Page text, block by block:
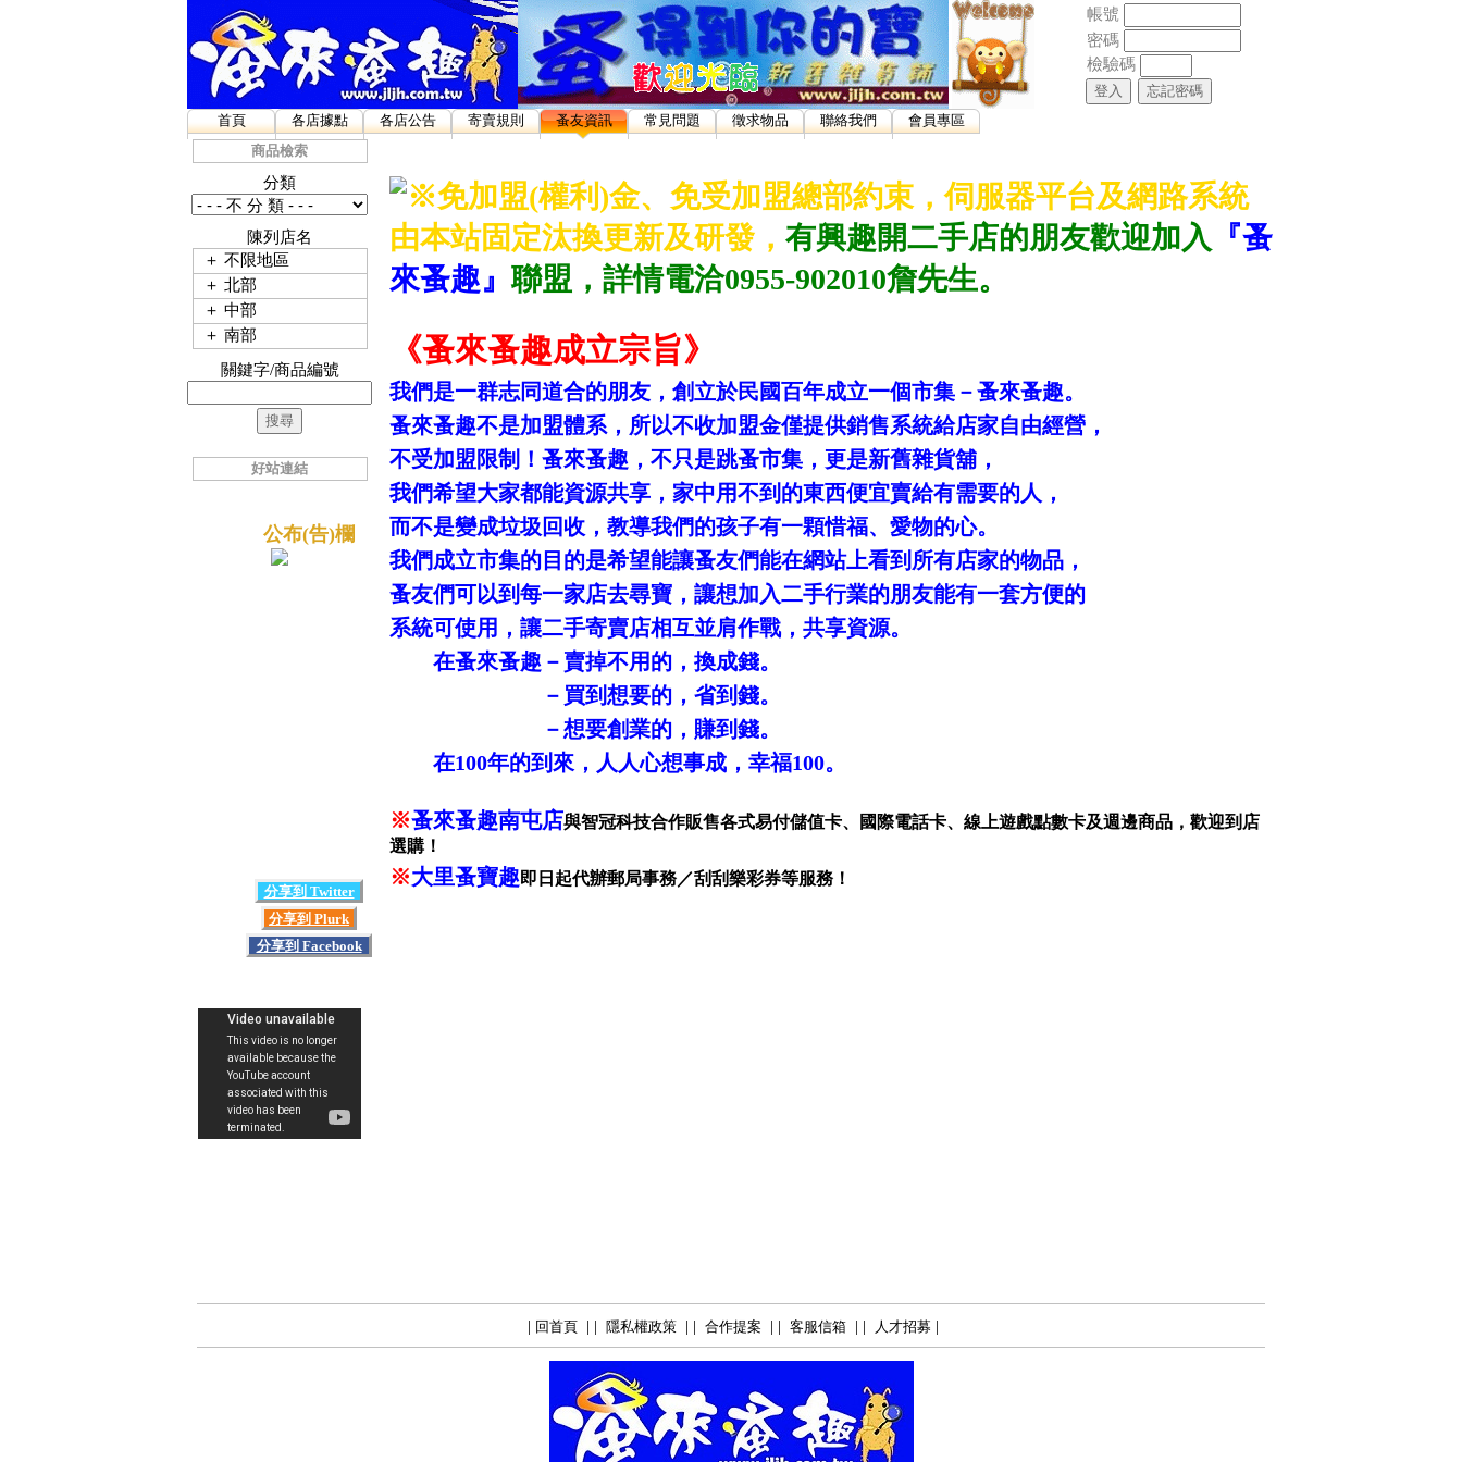
帳號
密碼
檢驗碼
首頁 各店據點 各店公告 寄賣規則 蚤友資訊 常見問題 徵求物品 聯絡我們
會員專區
商品檢索
分類
陳列店名
＋ 不限地區
＋ 北部
＋ 中部
＋ 南部
關鍵字/商品編號
好站連結
公布(告)欄
分享到 Twitter
分享到 Plurk
分享到 Facebook
※免加盟(權利)金、免受加盟總部約束，伺服器平台及網路系統
由本站固定汰換更新及研發， 有興趣開二手店的朋友歡迎加入 『蚤
來蚤趣』聯盟，詳情電洽0955-902010詹先生。
《蚤來蚤趣成立宗旨》
我們是一群志同道合的朋友，創立於民國百年成立一個市集－蚤來蚤趣。
蚤來蚤趣不是加盟體系，所以不收加盟金僅提供銷售系統給店家自由經營，
不受加盟限制！蚤來蚤趣，不只是跳蚤市集，更是新舊雜貨舖，
我們希望大家都能資源共享，家中用不到的東西便宜賣給有需要的人，
而不是變成垃圾回收，教導我們的孩子有一顆惜福、愛物的心。
我們成立市集的目的是希望能讓蚤友們能在網站上看到所有店家的物品，
蚤友們可以到每一家店去尋寶，讓想加入二手行業的朋友能有一套方便的
系統可使用，讓二手寄賣店相互並肩作戰，共享資源。
在蚤來蚤趣－賣掉不用的，換成錢。
－買到想要的，省到錢。
－想要創業的，賺到錢。
在100年的到來，人人心想事成，幸福100。
※蚤來蚤趣南屯店與智冠科技合作販售各式易付儲值卡、國際電話卡、線上遊戲點數卡及週邊商品，歡迎到店
選購！
※大里蚤寶趣即日起代辦郵局事務／刮刮樂彩券等服務！
| 回首頁 | | 隱私權政策 | | 合作提案 | | 客服信箱 | | 人才招募 |